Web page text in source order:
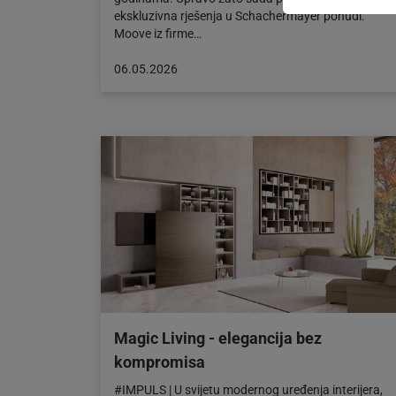
ekskluzivna rješenja u Schachermayer ponudi.
Moove iz firme…
Objava
06.05.2026
Magic Living - elegancija bez
kompromisa
#IMPULS | U svijetu modernog uređenja interijera,